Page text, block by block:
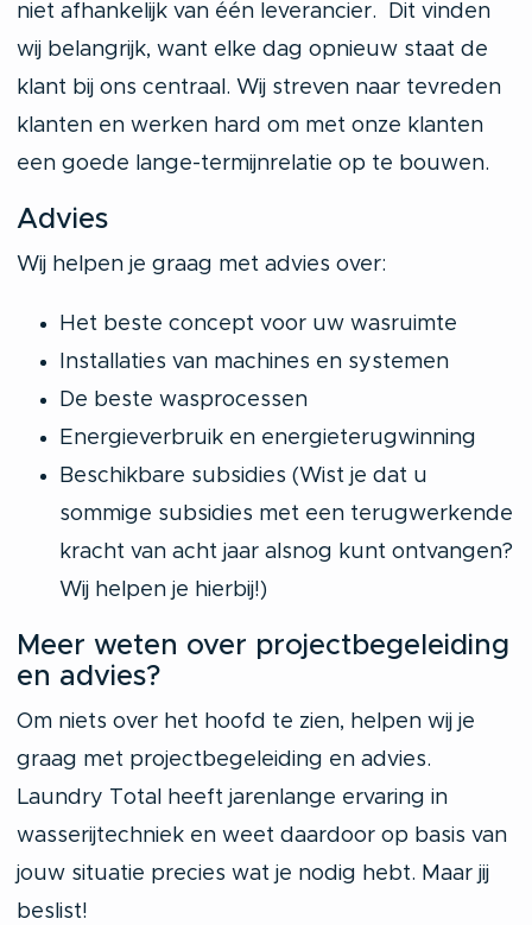
niet afhankelijk van één leverancier. Dit vinden
wij belangrijk, want elke dag opnieuw staat de
klant bij ons centraal. Wij streven naar tevreden
klanten en werken hard om met onze klanten
een goede lange-termijnrelatie op te bouwen.
Advies
Wij helpen je graag met advies over:
Het beste concept voor uw wasruimte
Installaties van machines en systemen
De beste wasprocessen
Energieverbruik en energieterugwinning
Beschikbare subsidies (Wist je dat u
sommige subsidies met een terugwerkende
kracht van acht jaar alsnog kunt ontvangen?
Wij helpen je hierbij!)
Meer weten over projectbegeleiding
en advies?
Om niets over het hoofd te zien, helpen wij je
graag met projectbegeleiding en advies.
Laundry Total heeft jarenlange ervaring in
wasserijtechniek en weet daardoor op basis van
jouw situatie precies wat je nodig hebt. Maar jij
beslist!